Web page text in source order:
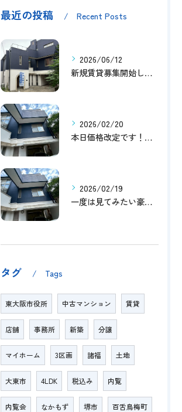
最近の投稿 Recent Posts
2026/06/12
新規賃貸募集開始しました！
2026/02/20
本日価格改定です！！このチャンスお見逃しなく！！！
2026/02/19
一度は見てみたい豪邸！！内覧受付中です～☆
タグ Tags
東大阪市役所 中古マンション 賃貸
店舗 事務所 新築 分譲
マイホーム 3区画 諸福 土地
大東市 4LDK 税込み 内覧
内覧会 なかもず 堺市 百舌鳥梅町